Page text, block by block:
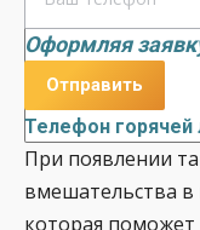
Оформляя
Телефон горячей
При появлении
вмешательства в
которая